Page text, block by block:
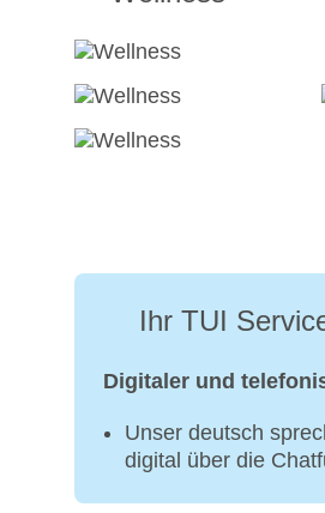
Ihr TUI
Digitaler und
Unser deutsch
digital über die